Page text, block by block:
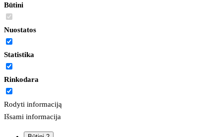
Būtini
Nuostatos
Statistika
Rinkodara
Rodyti informaciją
Išsami informacija